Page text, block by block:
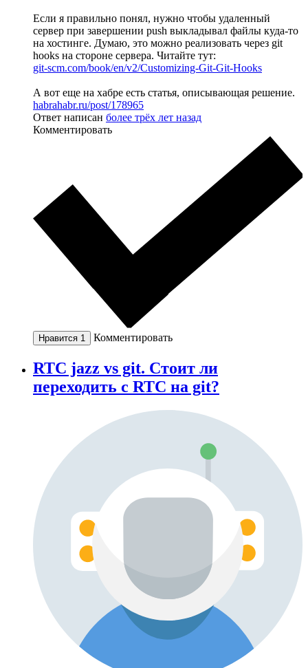
Если я правильно понял, нужно чтобы удаленный
сервер при завершении push выкладывал файлы куда-то
на хостинге. Думаю, это можно реализовать через git
hooks на стороне сервера. Читайте тут:
git-scm.com/book/en/v2/Customizing-Git-Git-Hooks
А вот еще на хабре есть статья, описывающая решение.
habrahabr.ru/post/178965
Ответ написан более трёх лет назад
Комментировать
Нравится 1 Комментировать
RTC jazz vs git. Стоит ли
переходить с RTC на git?